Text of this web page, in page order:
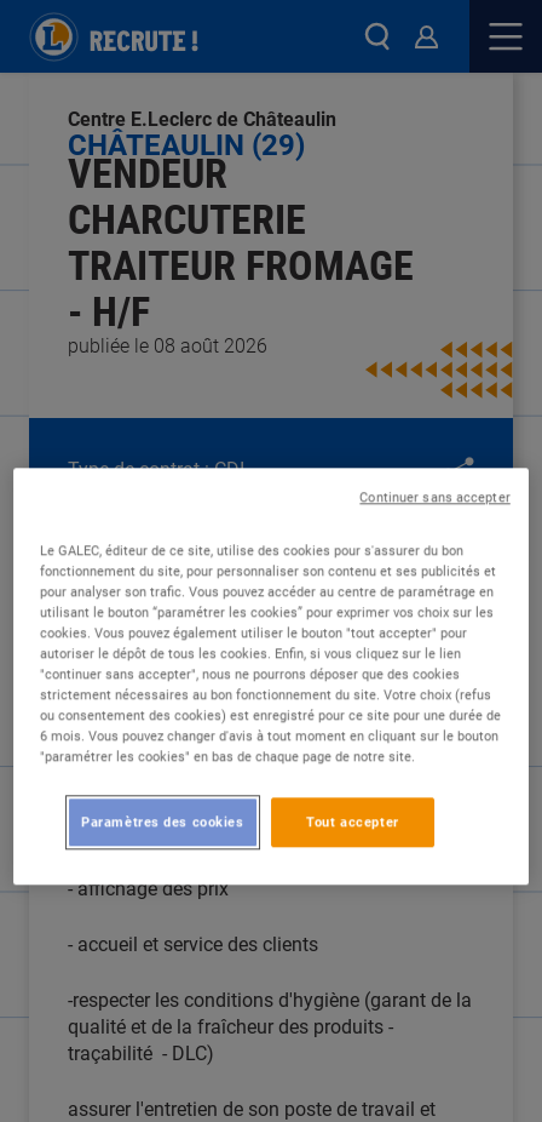
publiée le 08 août 2026
VENDEUR
CHARCUTERIE
TRAITEUR FROMAGE
- H/F
CHÂTEAULIN (29)
Centre E.Leclerc de Châteaulin
Type de contrat :CDI
DESCRIPTION
Au sein du rayon traditionnel Charcuterie
- mise en place du rayon charcuterie
- affichage des prix
- accueil et service des clients
-respecter les conditions d'hygiène (garant de la
qualité et de la fraîcheur des produits -
traçabilité - DLC)
assurer l'entretien de son poste de travail et
Le GALEC, éditeur de ce site, utilise des cookies pour s'assurer du bon
fonctionnement du site, pour personnaliser son contenu et ses publicités et
pour analyser son trafic. Vous pouvez accéder au centre de paramétrage en
utilisant le bouton “paramétrer les cookies” pour exprimer vos choix sur les
cookies. Vous pouvez également utiliser le bouton "tout accepter" pour
autoriser le dépôt de tous les cookies. Enfin, si vous cliquez sur le lien
"continuer sans accepter", nous ne pourrons déposer que des cookies
strictement nécessaires au bon fonctionnement du site. Votre choix (refus
ou consentement des cookies) est enregistré pour ce site pour une durée de
6 mois. Vous pouvez changer d'avis à tout moment en cliquant sur le bouton
"paramétrer les cookies" en bas de chaque page de notre site.
Tout accepter
Paramètres des cookies
Continuer sans accepter